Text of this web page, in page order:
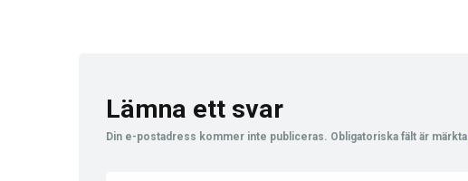
Lämna ett svar
Din e-postadress kommer inte publiceras. Obligatoriska fält är märkta